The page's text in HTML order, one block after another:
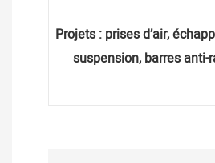
Projets : prises d’air,
suspension, barres